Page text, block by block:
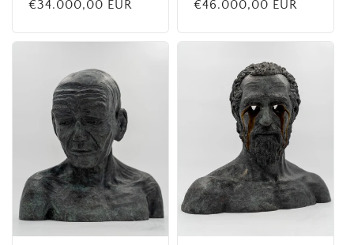
Prix
€34.000,00 EUR
Prix
€46.000,00 EUR